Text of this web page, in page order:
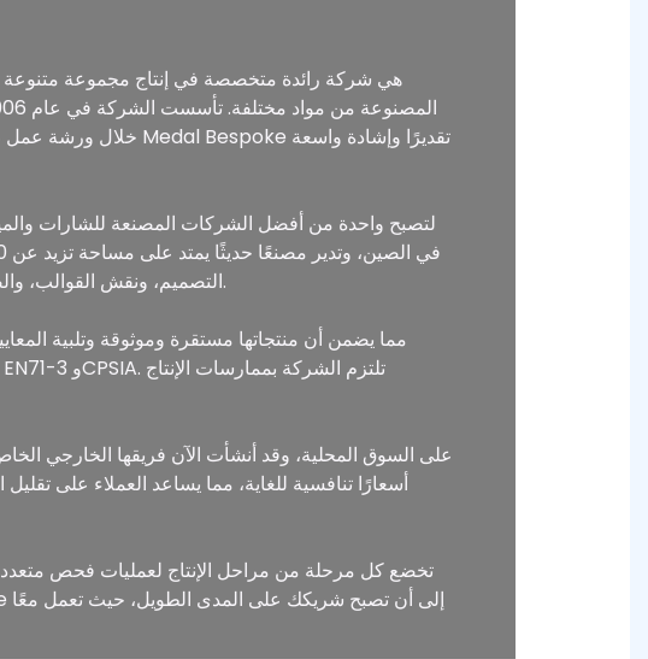
التصميم، ونقش القوالب، والصب، والختم، والتلميع، والطلاء، والتلوين، والتعبئة والتغليف، مما يضمن أن كل منتج يلبي أعلى المعايير.